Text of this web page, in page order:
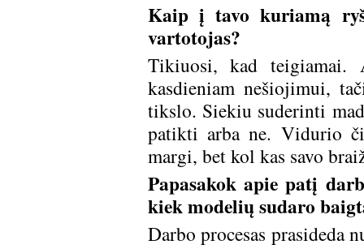
Kaip į tavo kuriamą
vartotojas?
Tikiuosi, kad teigiamai.
kasdieniam nešiojimui,
tikslo. Siekiu suderinti
patikti arba ne. Vidurio
margi, bet kol kas savo
Papasakok apie patį
kiek modelių sudaro
Darbo procesas prasideda